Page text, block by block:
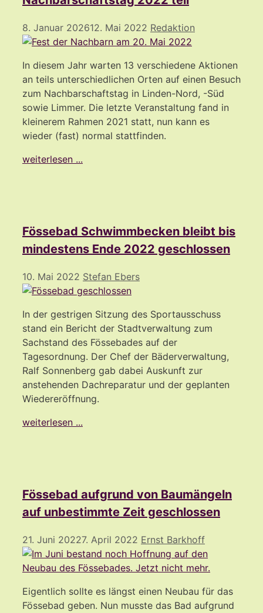
8. Januar 202612. Mai 2022 Redaktion
In diesem Jahr warten 13 verschiedene Aktionen
an teils unterschiedlichen Orten auf einen Besuch
zum Nachbarschaftstag in Linden-Nord, -Süd
sowie Limmer. Die letzte Veranstaltung fand in
kleinerem Rahmen 2021 statt, nun kann es
wieder (fast) normal stattfinden.
weiterlesen ...
Fössebad Schwimmbecken bleibt bis
mindestens Ende 2022 geschlossen
10. Mai 2022 Stefan Ebers
In der gestrigen Sitzung des Sportausschuss
stand ein Bericht der Stadtverwaltung zum
Sachstand des Fössebades auf der
Tagesordnung. Der Chef der Bäderverwaltung,
Ralf Sonnenberg gab dabei Auskunft zur
anstehenden Dachreparatur und der geplanten
Wiedereröffnung.
weiterlesen ...
Fössebad aufgrund von Baumängeln
auf unbestimmte Zeit geschlossen
21. Juni 20227. April 2022 Ernst Barkhoff
Eigentlich sollte es längst einen Neubau für das
Fössebad geben. Nun musste das Bad aufgrund